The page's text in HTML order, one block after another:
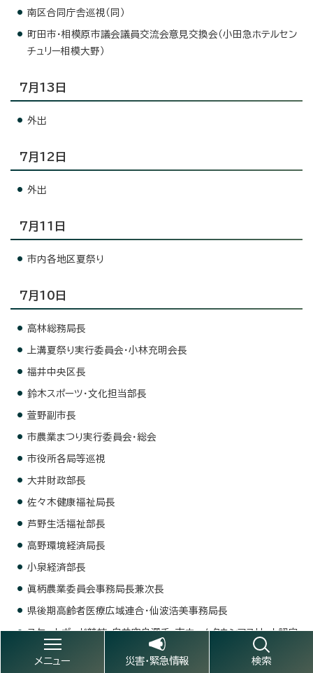
南区合同庁舎巡視（同）
町田市・相模原市議会議員交流会意見交換会（小田急ホテルセン
チュリー相模大野）
7月13日
外出
7月12日
外出
7月11日
市内各地区夏祭り
7月10日
高林総務局長
上溝夏祭り実行委員会・小林充明会長
福井中央区長
鈴木スポーツ・文化担当部長
萱野副市長
市農業まつり実行委員会・総会
市役所各局等巡視
大井財政部長
佐々木健康福祉局長
芦野生活福祉部長
高野環境経済局長
小泉経済部長
眞柄農業委員会事務局長兼次長
県後期高齢者医療広域連合・仙波浩美事務局長
スケートボード競技・白井空良選手・市ホームタウンアスリート認定
メニュー 災害・緊急情報 検索